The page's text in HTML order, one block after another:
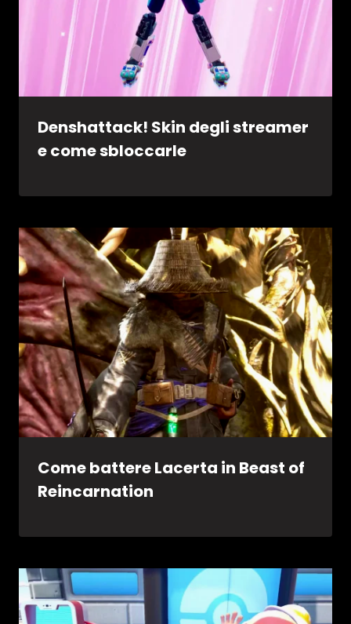
Denshattack! Skin degli streamer
e come sbloccarle
Come battere Lacerta in Beast of
Reincarnation